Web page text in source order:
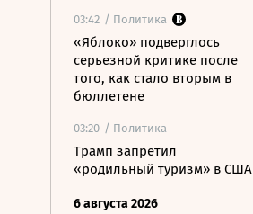
03:42 / Политика
«Яблоко» подверглось
серьезной критике после
того, как стало вторым в
бюллетене
03:20 / Политика
Трамп запретил
«родильный туризм» в США
6 августа 2026